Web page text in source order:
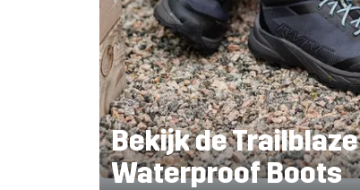
Bekijk deTrailblaze
Waterproof Boots